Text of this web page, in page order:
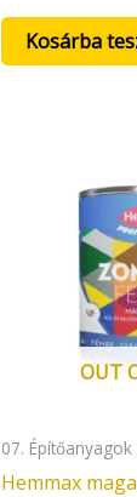
Kosárba
OUT
07.
Hemmax